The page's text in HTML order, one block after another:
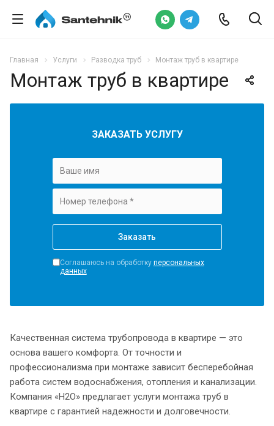
Главная Услуги Разводка труб Монтаж труб в квартире
Монтаж труб в квартире
ЗАКАЗАТЬ УСЛУГУ
Соглашаюсь на обработку персональных
данных
Качественная система трубопровода в квартире — это
основа вашего комфорта. От точности и
профессионализма при монтаже зависит бесперебойная
работа систем водоснабжения, отопления и канализации.
Компания «H2O» предлагает услуги монтажа труб в
квартире с гарантией надежности и долговечности.